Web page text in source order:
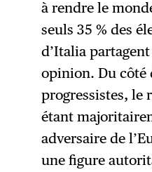
à rendre le
seuls 35 % des
d’Italia
opinion. Du côté
progressistes, le
étant
adversaire de
une figure